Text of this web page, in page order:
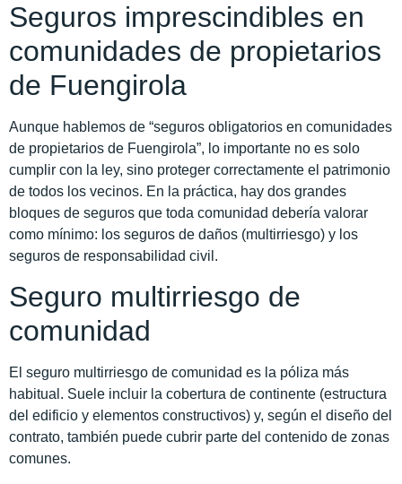
Seguros imprescindibles en
comunidades de propietarios
de Fuengirola
Aunque hablemos de “seguros obligatorios en comunidades
de propietarios de Fuengirola”, lo importante no es solo
cumplir con la ley, sino proteger correctamente el patrimonio
de todos los vecinos. En la práctica, hay dos grandes
bloques de seguros que toda comunidad debería valorar
como mínimo: los seguros de daños (multirriesgo) y los
seguros de responsabilidad civil.
Seguro multirriesgo de
comunidad
El seguro multirriesgo de comunidad es la póliza más
habitual. Suele incluir la cobertura de continente (estructura
del edificio y elementos constructivos) y, según el diseño del
contrato, también puede cubrir parte del contenido de zonas
comunes.